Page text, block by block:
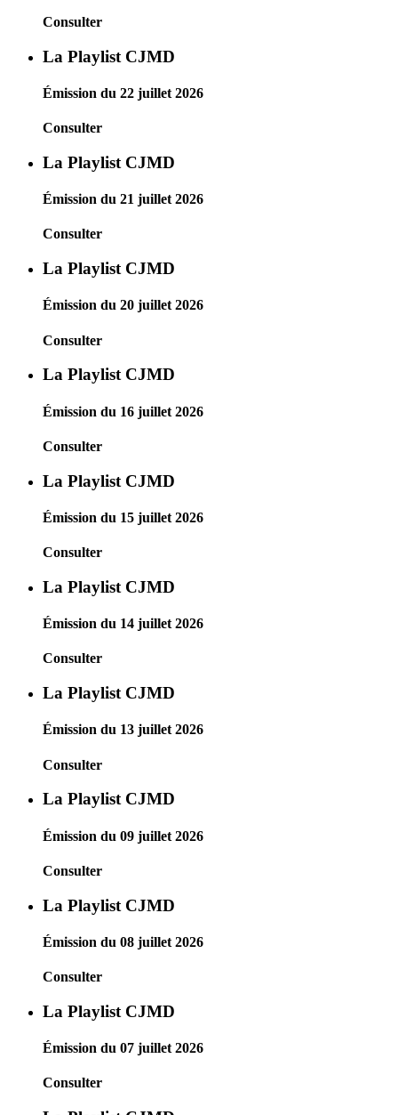
Consulter
La Playlist CJMD
Émission du 22 juillet 2026
Consulter
La Playlist CJMD
Émission du 21 juillet 2026
Consulter
La Playlist CJMD
Émission du 20 juillet 2026
Consulter
La Playlist CJMD
Émission du 16 juillet 2026
Consulter
La Playlist CJMD
Émission du 15 juillet 2026
Consulter
La Playlist CJMD
Émission du 14 juillet 2026
Consulter
La Playlist CJMD
Émission du 13 juillet 2026
Consulter
La Playlist CJMD
Émission du 09 juillet 2026
Consulter
La Playlist CJMD
Émission du 08 juillet 2026
Consulter
La Playlist CJMD
Émission du 07 juillet 2026
Consulter